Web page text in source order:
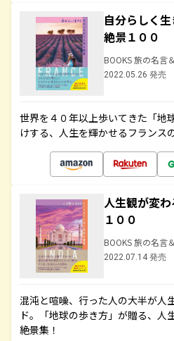
自分らしく
絶景１００
BOOKS 旅の名言
2022.05.26 発売
世界を４０年以上歩いてきた「地
けする、人生を輝かせるフランス
人生観が変
１００
BOOKS 旅の名言
2022.07.14 発売
混沌と喧噪、行った人の大半が人
ド。「地球の歩き方」が贈る、人
絶景集！